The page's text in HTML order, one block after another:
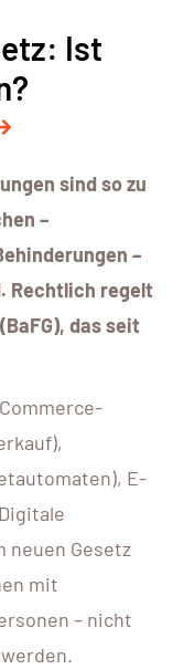
Ist
sind so zu
–
–
Rechtlich regelt
das seit
E-
neuen Gesetz
mit
– nicht